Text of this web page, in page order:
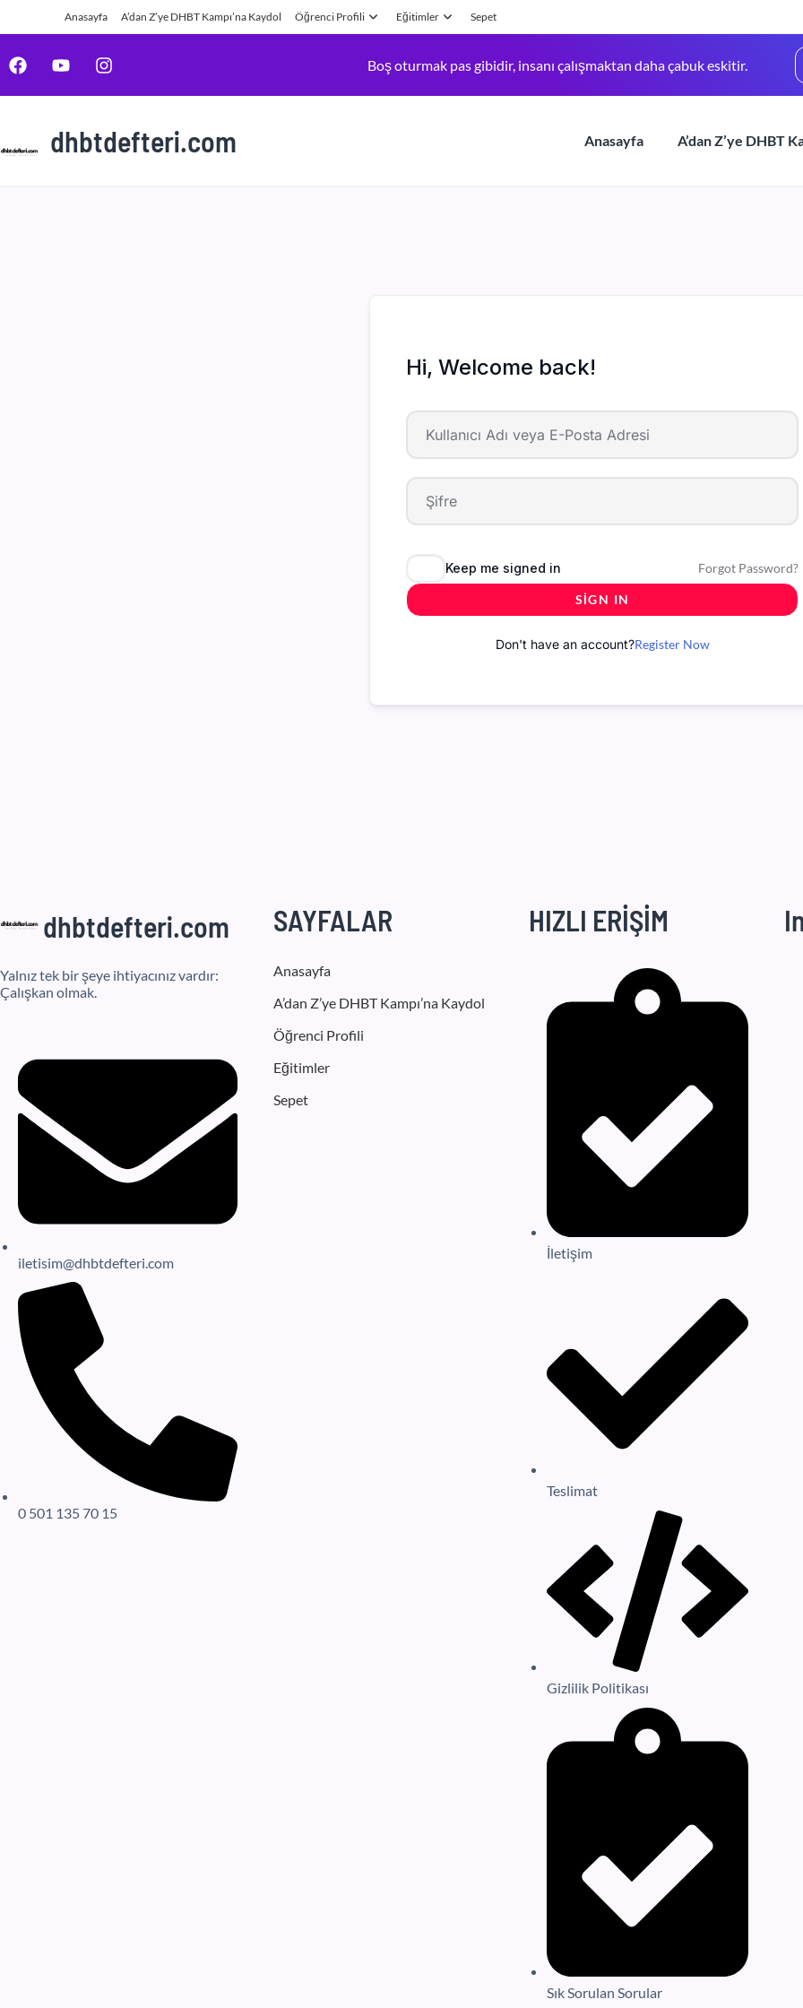
Anasayfa A’dan Z’ye DHBT Kampı’na Kaydol Öğrenci Profili Eğitimler Sepet
Boş oturmak pas gibidir, insanı çalışmaktan daha çabuk eskitir.
dhbtdefteri.com Anasayfa A’dan Z’ye DHBT
Hi, Welcome back!
Keep me signed in Forgot Password?
SIGN IN
Don't have an account?Register Now
dhbtdefteri.com
Yalnız tek bir şeye ihtiyacınız vardır:
Çalışkan olmak.
iletisim@dhbtdefteri.com
0 501 135 70 15
SAYFALAR
Anasayfa
A’dan Z’ye DHBT Kampı’na Kaydol
Öğrenci Profili
Eğitimler
Sepet
HIZLI ERİŞİM
İletişim
Teslimat
Gizlilik Politikası
Sık Sorulan Sorular